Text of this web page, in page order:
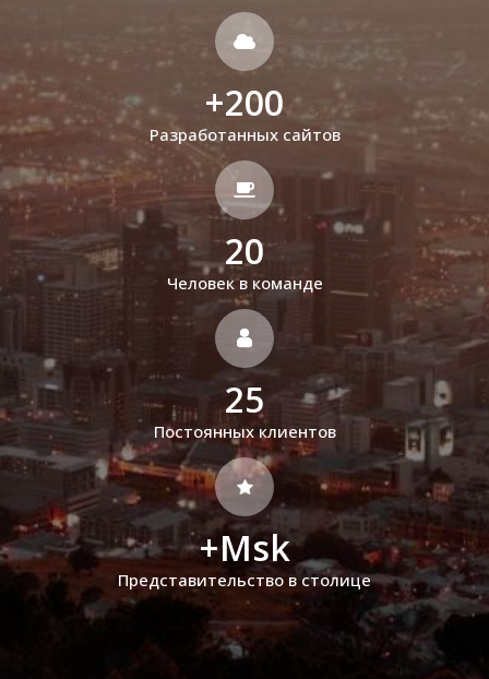
+200
Разработанных сайтов
20
Человек в команде
25
Постоянных клиентов
+Msk
Представительство в столице